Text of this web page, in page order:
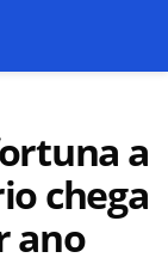
a
chega
ano